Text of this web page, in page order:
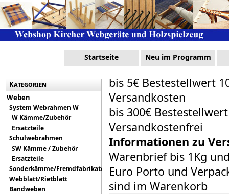
Startseite Neu im Programm
Kategorien
Weben
System Webrahmen W
W Kämme/Zubehör
Ersatzteile
Schulwebrahmen
SW Kämme / Zubehör
Ersatzteile
Sonderkämme/Fremdfabrikate
Webblatt/Rietblatt
Bandweben
bis 5€ Bestestellwert
Versandkosten
bis 300€
Versandkostenfrei
Informationen zu
Warenbrief bis 1Kg
Euro Porto und
sind im Warenkorb